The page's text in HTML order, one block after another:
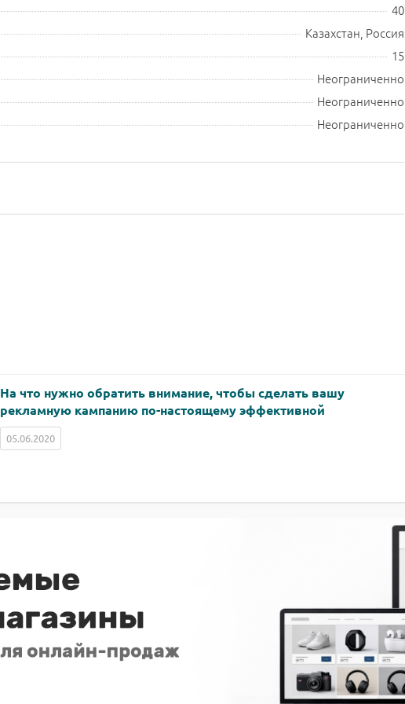
40
Казахстан, Россия
15
Неограниченно
Неограниченно
Неограниченно
На что нужно обратить внимание, чтобы сделать вашу
рекламную кампанию по-настоящему эффективной
05.06.2020